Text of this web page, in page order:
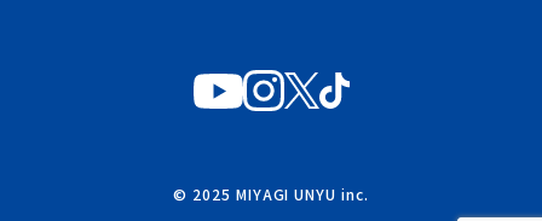
© 2025 MIYAGI UNYU inc.